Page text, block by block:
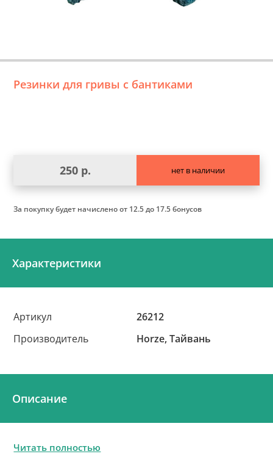
Резинки для гривы с бантиками
250 р. нет в наличии
За покупку будет начисленоот 12.5 до 17.5 бонусов
Характеристики
Артикул
26212
Производитель
Horze, Тайвань
Описание
Читать полностью